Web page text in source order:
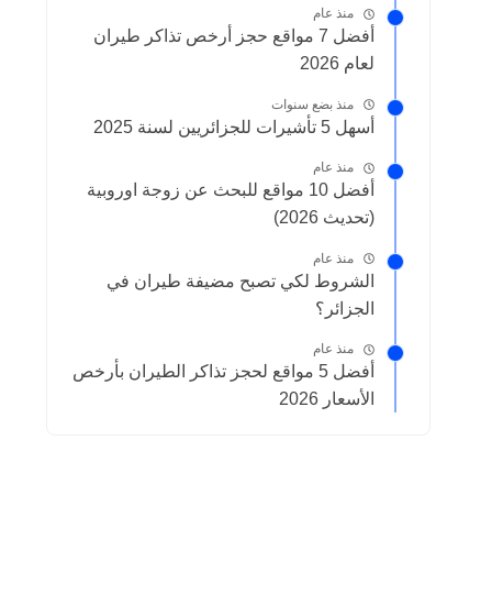
منذ عام
أفضل 7 مواقع حجز أرخص تذاكر طيران
لعام 2026
منذ بضع سنوات
أسهل 5 تأشيرات للجزائريين لسنة 2025
منذ عام
أفضل 10 مواقع للبحث عن زوجة اوروبية
(تحديث 2026)
منذ عام
الشروط لكي تصبح مضيفة طيران في
الجزائر؟
منذ عام
أفضل 5 مواقع لحجز تذاكر الطيران بأرخص
الأسعار 2026